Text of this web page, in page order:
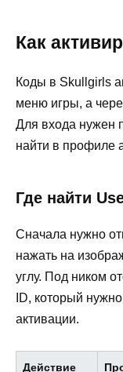
Как
Коды в Skullgirls
меню игры, а
Для входа нужен
найти в профиле
Где найти
Сначала нужно
нажать на
углу. Под ником
ID, который
активации.
Действие